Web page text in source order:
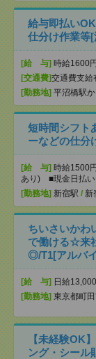
給与即払い
仕分け作業等[
[給 与] 時給1600円
[交通費]交通費支給
[勤務地] 平沼橋駅
短時間シフト
ーなどの仕分
[給 与] 時給1500
あり) ■現金日払い
[勤務地] 新宿駅 / 新
ちいさいかわ
で働ける☆来
◎/T1[アルバ
[給 与] 日給
[勤務地] 東京都町
【未経験OK
ング・シール